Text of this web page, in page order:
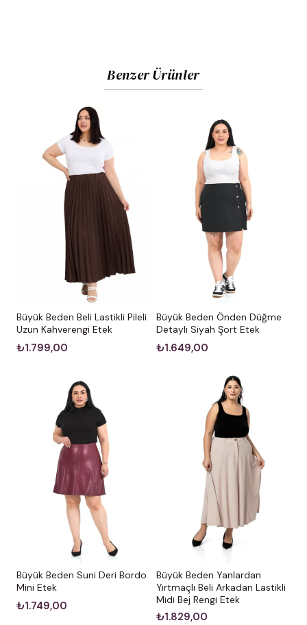
Benzer Ürünler
Büyük Beden Beli Lastikli Pileli
Uzun Kahverengi Etek
₺1.799,00
Büyük Beden Önden Düğme
Detaylı Siyah Şort Etek
₺1.649,00
Büyük Beden Suni Deri Bordo
Mini Etek
₺1.749,00
Büyük Beden Yanlardan
Yırtmaçlı Beli Arkadan Lastikli
Midi Bej Rengi Etek
₺1.829,00